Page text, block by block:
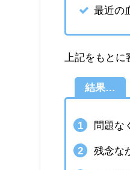
最近の
上記をもと
結果…
問題な
残念な